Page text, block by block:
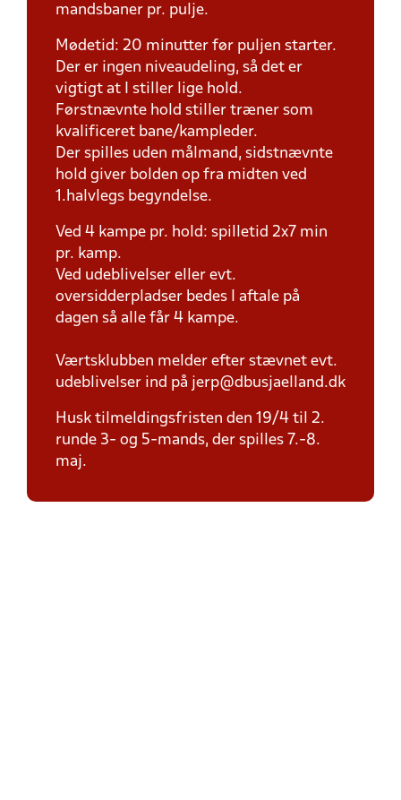
mandsbaner pr. pulje.
Mødetid: 20 minutter før puljen starter.
Der er ingen niveaudeling, så det er
vigtigt at I stiller lige hold.
Førstnævnte hold stiller træner som
kvalificeret bane/kampleder.
Der spilles uden målmand, sidstnævnte
hold giver bolden op fra midten ved
1.halvlegs begyndelse.
Ved 4 kampe pr. hold: spilletid 2x7 min
pr. kamp.
Ved udeblivelser eller evt.
oversidderpladser bedes I aftale på
dagen så alle får 4 kampe.
Værtsklubben melder efter stævnet evt.
udeblivelser ind på jerp@dbusjaelland.dk
Husk tilmeldingsfristen den 19/4 til 2.
runde 3- og 5-mands, der spilles 7.-8.
maj.